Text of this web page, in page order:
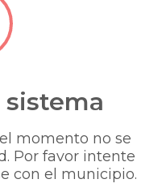
sistema
momento no se
Por favor intente
con el municipio.